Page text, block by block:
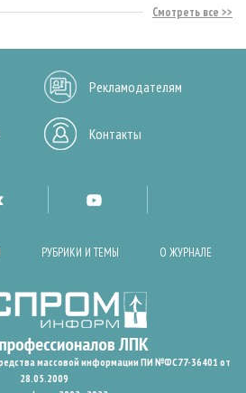
Смотреть все
Рекламодателям
Контакты
РУБРИКИ И ТЕМЫ О ЖУРНАЛЕ
массовой информации ПИ №ФС77-36401 от
28.05.2009